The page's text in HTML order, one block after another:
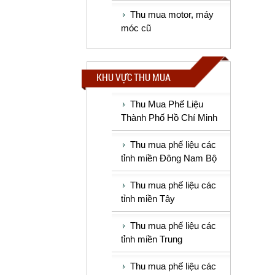
Thu mua motor, máy
móc cũ
KHU VỰC THU MUA
Thu Mua Phế Liệu
Thành Phố Hồ Chí Minh
Thu mua phế liệu các
tỉnh miền Đông Nam Bộ
Thu mua phế liệu các
tỉnh miền Tây
Thu mua phế liệu các
tỉnh miền Trung
Thu mua phế liệu các